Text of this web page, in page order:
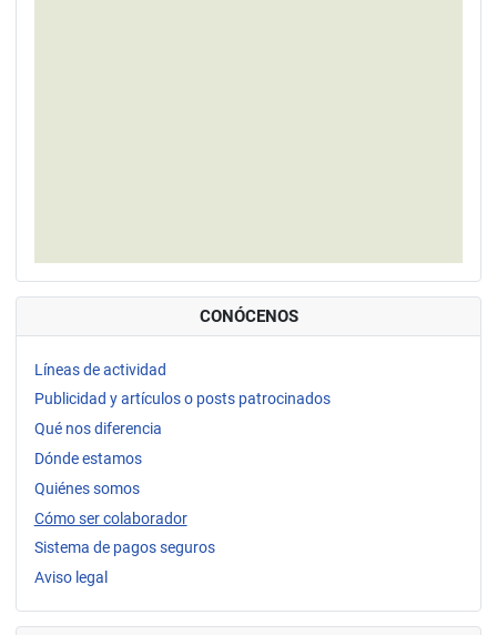
CONÓCENOS
Líneas de actividad
Publicidad y artículos o posts patrocinados
Qué nos diferencia
Dónde estamos
Quiénes somos
Cómo ser colaborador
Sistema de pagos seguros
Aviso legal